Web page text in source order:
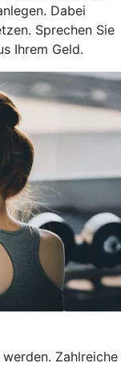
Dabei
Sprechen Sie
Ihrem Geld.
Zahlreiche